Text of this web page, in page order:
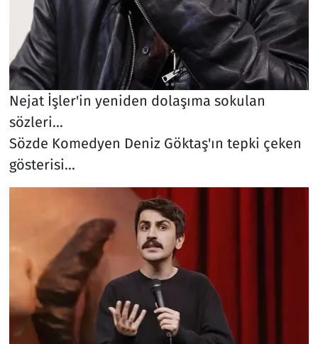
Nejat İşler'in yeniden dolaşıma sokulan
sözleri...
Sözde Komedyen Deniz Göktaş'ın tepki çeken
gösterisi...